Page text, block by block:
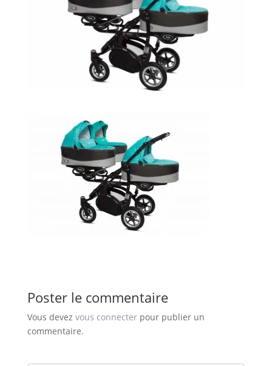
Poster le commentaire
Vous devez vous connecterpour publier un
commentaire.